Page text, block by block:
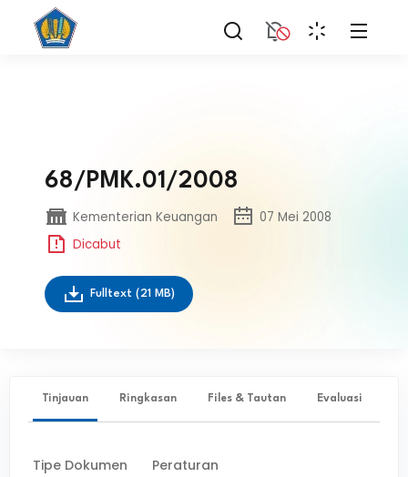
68/PMK.01/2008
Kementerian Keuangan
07 Mei 2008
Dicabut
Fulltext (21 MB)
Tinjauan Ringkasan Files & Tautan Evaluasi
Tipe Dokumen Peraturan